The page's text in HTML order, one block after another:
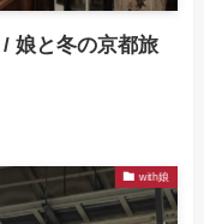
娘と冬の京都旅
with娘